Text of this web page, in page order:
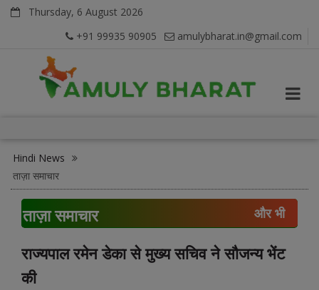
Thursday, 6 August 2026
+91 99935 90905
amulybharat.in@gmail.com
Hindi News
ताज़ा समाचार
ताज़ा समाचार और भी
राज्यपाल रमेन डेका से मुख्य सचिव ने सौजन्य भेंट
की